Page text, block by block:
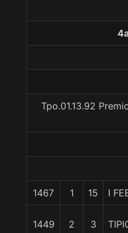
Tpo.01.13.92
1467 1 15 I
1449 2 3